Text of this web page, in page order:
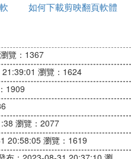
程），扣件式鋼管滿堂支
懸挑碗扣式雙排腳手架，
腳手架陽角型鋼，三角形
卷
如何下載剪映翻頁軟體
瀏覽：1367
瀏覽：1624
1909
瀏覽：2077
20:58:05 瀏覽：1619